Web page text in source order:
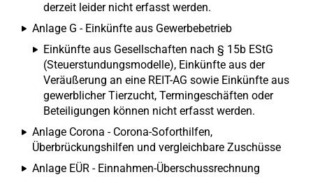
derzeit leider nicht erfasst werden.
Anlage G - Einkünfte aus Gewerbebetrieb
Einkünfte aus Gesellschaften nach § 15b EStG
(Steuerstundungsmodelle), Einkünfte aus der
Veräußerung an eine REIT-AG sowie Einkünfte aus
gewerblicher Tierzucht, Termingeschäften oder
Beteiligungen können nicht erfasst werden.
Anlage Corona - Corona-Soforthilfen,
Überbrückungshilfen und vergleichbare Zuschüsse
Anlage EÜR - Einnahmen-Überschussrechnung